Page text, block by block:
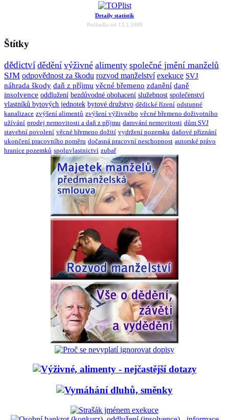
Detaily statistik
Počítadlo od 13.2.2009
Štítky
dědictví dědění výživné alimenty společné jmění manželů
SJM odpovědnost za škodu rozvod manželství exekuce SVJ
náhrada škody daň z příjmu věcné břemeno zdanění daně
insolvence oddlužení bezdůvodné obohacení služebnost společenství
vlastníků bytových jednotek bytové družstvo dědické řízení odstupné
kanalizace zvýšení alimentů zvýšení výživného věcné břemeno doživotního
užívání prodej nemovitosti a daň z příjmu darování nemovitosti dům SVJ
stavební povolení věcné břemeno dožití vydržení pozemku daňové přiznání
ukončení pracovního poměru dočasná pracovní neschopnost autorské právo
hranice pozemků spoluvlastnictví zubař